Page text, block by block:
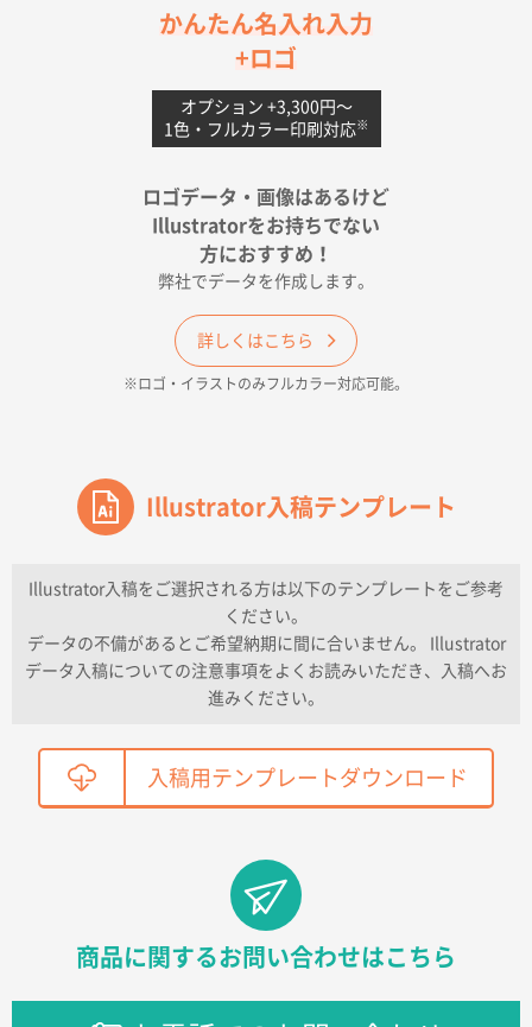
茨城県G社様
300枚
値段と注文のしやすさ
ポリ袋 手穴A4サイズ
5000枚
2026年04月17日 09:28
印刷色が豊富であったため
ECO OPPワンポイントポリ袋 A4サイズ（透明）
2026年04月16日 14:31
東京都のお客様
ワンポイントポリ袋 A4サイズ1000枚
2026年04月16日 11:41
ワンポイントポリ袋 A4サイズ300枚
2026年04月01日 16:32
こちらの需要にあったので
鳥取県T社様
【オーダー商品】特別ご注文ページ04
2150枚
ラミネート紙袋 規格S1サイズ(A5対応)
2026年03月26日 17:31
かんたん名入れ入力
+ロゴ
オプション +3,300円〜
1色・フルカラー印刷対応※
ロゴデータ・画像はあるけど
Illustratorをお持ちでない
方におすすめ！
弊社でデータを作成します。
詳しくはこちら
※ロゴ・イラストのみフルカラー対応可能。
Illustrator入稿テンプレート
Illustrator入稿をご選択される方は以下のテンプレートをご参考
ください。
データの不備があるとご希望納期に間に合いません。 Illustrator
データ入稿についての注意事項をよくお読みいただき、入稿へお
進みください。
入稿用テンプレートダウンロード
商品に関するお問い合わせはこちら